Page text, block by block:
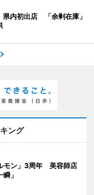
県内初出店 「余剰在庫」
ング
モン」3周年 美容師店
」